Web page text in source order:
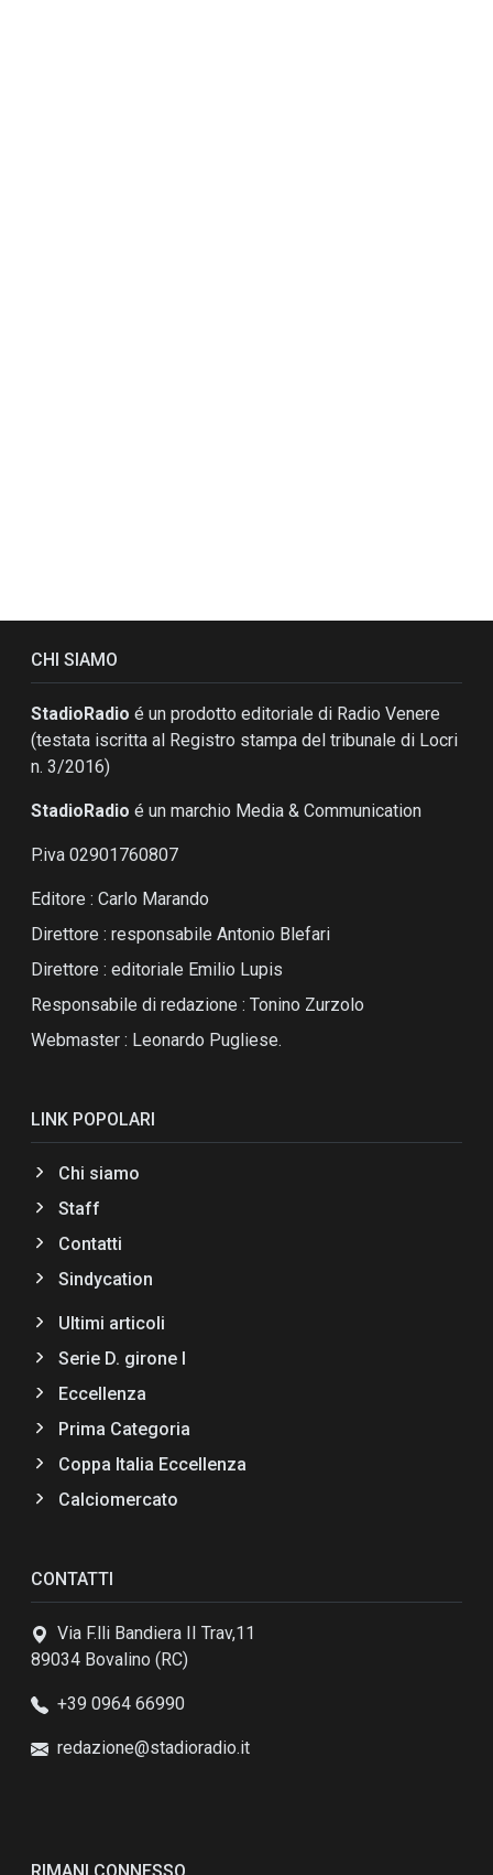
CHI SIAMO
StadioRadio é un prodotto editoriale di Radio Venere
(testata iscritta al Registro stampa del tribunale di Locri
n. 3/2016)
StadioRadio é un marchio Media & Communication
P.iva 02901760807
Editore : Carlo Marando
Direttore : responsabile Antonio Blefari
Direttore : editoriale Emilio Lupis
Responsabile di redazione : Tonino Zurzolo
Webmaster : Leonardo Pugliese.
LINK POPOLARI
Chi siamo
Staff
Contatti
Sindycation
Ultimi articoli
Serie D. girone I
Eccellenza
Prima Categoria
Coppa Italia Eccellenza
Calciomercato
CONTATTI
Via F.lli Bandiera II Trav,11
89034 Bovalino (RC)
+39 0964 66990
redazione@stadioradio.it